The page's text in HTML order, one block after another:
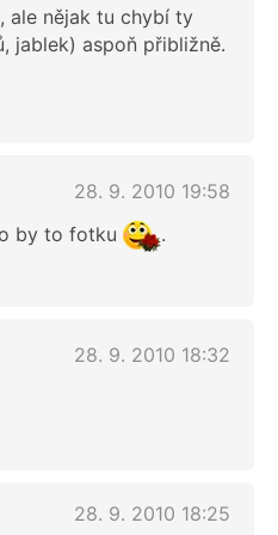
ale nějak tu chybí ty
jablek) aspoň přibližně.
28. 9. 2010 19:58
by to fotku
.
28. 9. 2010 18:32
28. 9. 2010 18:25